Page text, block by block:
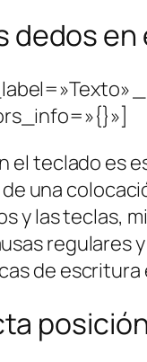
dedos
el teclado es
de una
y las teclas,
de escritura